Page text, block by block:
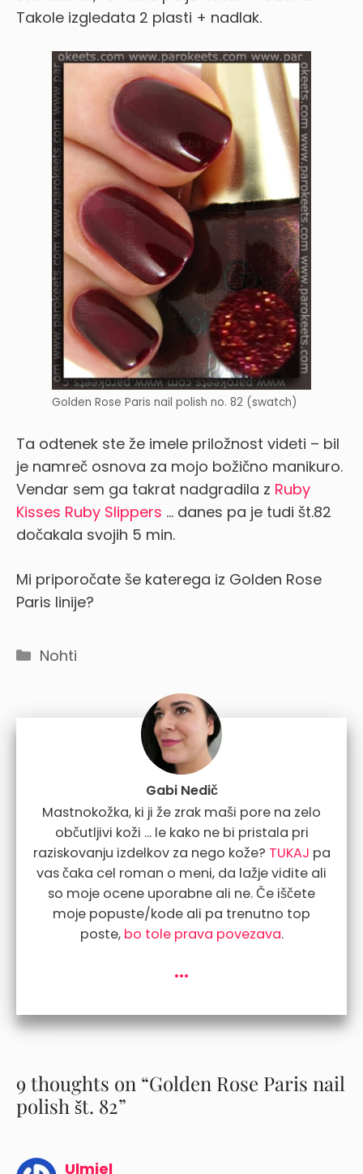
Takole izgledata 2 plasti + nadlak.
Golden Rose Paris nail polish no. 82 (swatch)
Ta odtenek ste že imele priložnost videti – bil
je namreč osnova za mojo božično manikuro.
Vendar sem ga takrat nadgradila z Ruby
Kisses Ruby Slippers … danes pa je tudi št.82
dočakala svojih 5 min.
Mi priporočate še katerega iz Golden Rose
Paris linije?
Categories
Nohti
Gabi Nedič
Mastnokožka, ki ji že zrak maši pore na zelo
občutljivi koži ... le kako ne bi pristala pri
raziskovanju izdelkov za nego kože? TUKAJ pa
vas čaka cel roman o meni, da lažje vidite ali
so moje ocene uporabne ali ne. Če iščete
moje popuste/kode ali pa trenutno top
poste, bo tole prava povezava.
...
9 thoughts on “Golden Rose Paris nail
polish št. 82”
Ulmiel